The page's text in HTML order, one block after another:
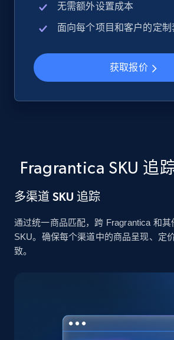
Google Shopping
Rating, Reviews count, Images,
more.
Google Shopping - collects
web using keywords
URL, Product id, Title, Product
more.
Home Depot US
URL, Domain, Country code,
无需额外设置成本
面向每个项目和客户的定制
获取报价
Fragrantica SKU 追
多渠道 SKU 追踪
通过统一商品匹配，跨 Fragrantica 和
SKU。确保每个渠道中的商品呈现、定
致。